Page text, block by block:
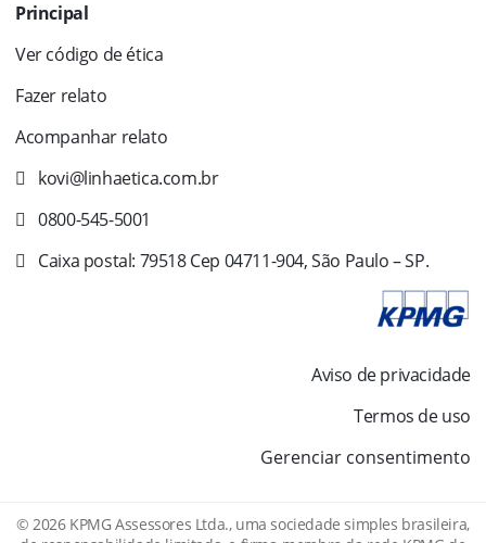
Principal
Ver código de ética
Fazer relato
Acompanhar relato
kovi@linhaetica.com.br
0800-545-5001
Caixa postal: 79518 Cep 04711-904, São Paulo – SP.
Aviso de privacidade
Termos de uso
Gerenciar consentimento
© 2026 KPMG Assessores Ltda., uma sociedade simples brasileira,